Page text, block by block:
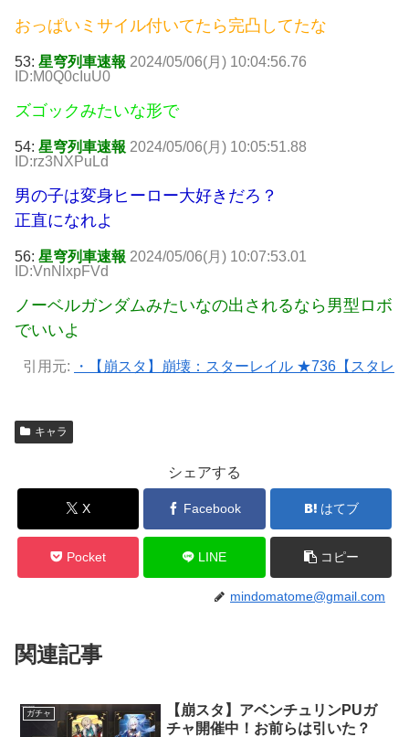
おっぱいミサイル付いてたら完凸してたな
53: 星穹列車速報 2024/05/06(月) 10:04:56.76
ID:M0Q0cIuU0
ズゴックみたいな形で
54: 星穹列車速報 2024/05/06(月) 10:05:51.88
ID:rz3NXPuLd
男の子は変身ヒーロー大好きだろ？
正直になれよ
56: 星穹列車速報 2024/05/06(月) 10:07:53.01
ID:VnNlxpFVd
ノーベルガンダムみたいなの出されるなら男型ロボ
でいいよ
引用元: ・【崩スタ】崩壊：スターレイル ★736【スタレ
キャラ
シェアする
X Facebook はてブ
Pocket LINE コピー
mindomatome@gmail.com
関連記事
ガチャ
【崩スタ】アベンチュリンPUガ
チャ開催中！お前らは引いた？